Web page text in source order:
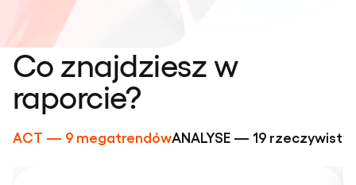
Co znajdziesz w
raporcie?
ACT — 9 megatrendówANALYSE — 19